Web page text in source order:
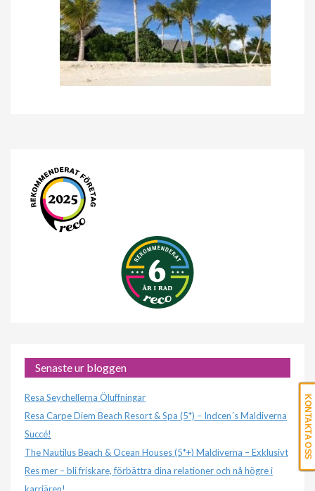
Senaste ur bloggen
Resa Seychellerna Öluffningar
Resa Carpe Diem Beach Resort & Spa (5*) – Indcen´s Maldiverna
Succé!
The Nautilus Beach & Ocean Houses (5*+) Maldiverna – Exklusivt
Res mer – bli friskare, förbättra dina relationer och nå högre i
KONTAKTA OSS